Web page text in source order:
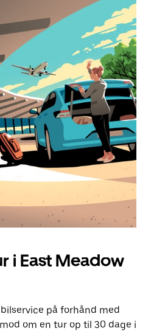
i East Meadow
på forhånd med
om en tur op til 30 dage i